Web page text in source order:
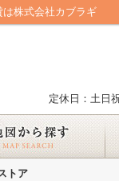
株式会社カブラギ
定休日：土日
トア